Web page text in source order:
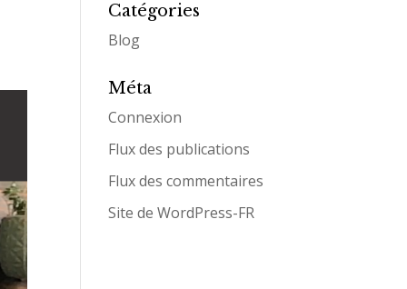
Catégories
Blog
Méta
Connexion
Flux des publications
Flux des commentaires
Site de WordPress-FR